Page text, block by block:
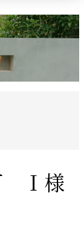
Ｉ様